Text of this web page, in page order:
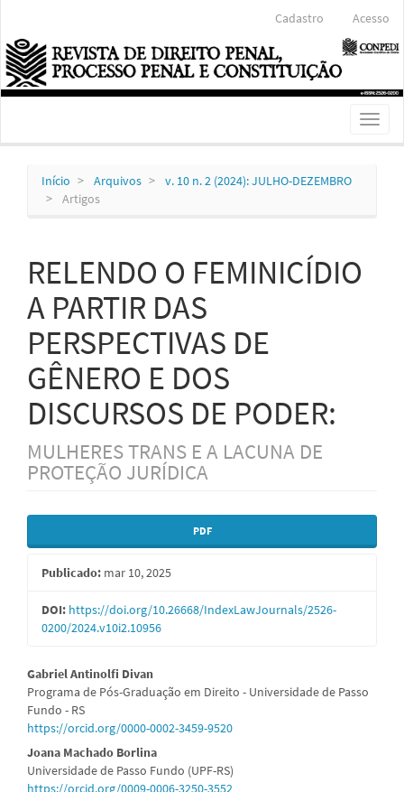
Conteúdo
principal
Barra
Lateral
Cadastro Acesso
Toggle
Início Arquivos
v. 10 n. 2 (2024): JULHO-DEZEMBRO
Artigos
RELENDO O FEMINICÍDIO
A PARTIR DAS
PERSPECTIVAS DE
GÊNERO E DOS
DISCURSOS DE PODER:
MULHERES TRANS E A LACUNA DE
PROTEÇÃO JURÍDICA
Barra
lateral
de
artigos
PDF
Publicado: mar 10, 2025
DOI: https://doi.org/10.26668/IndexLawJournals/2526-
0200/2024.v10i2.10956
Conteúdo
do
artigo
principal
Gabriel Antinolfi Divan
Programa de Pós-Graduação em Direito - Universidade de Passo
Fundo - RS
https://orcid.org/0000-0002-3459-9520
Joana Machado Borlina
Universidade de Passo Fundo (UPF-RS)
https://orcid.org/0009-0006-3250-3552